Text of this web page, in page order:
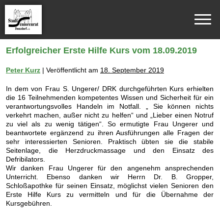
Erfolgreicher Erste Hilfe Kurs vom 18.09.2019
Peter Kurz | Veröffentlicht am 18. September 2019
In dem von Frau S. Ungerer/ DRK durchgeführten Kurs erhielten
die 16 Teilnehmenden kompetentes Wissen und Sicherheit für ein
verantwortungsvolles Handeln im Notfall. „ Sie können nichts
verkehrt machen, außer nicht zu helfen“ und „Lieber einen Notruf
zu viel als zu wenig tätigen“. So ermutigte Frau Ungerer und
beantwortete ergänzend zu ihren Ausführungen alle Fragen der
sehr interessierten Senioren. Praktisch übten sie die stabile
Seitenlage, die Herzdruckmassage und den Einsatz des
Defribilators.
Wir danken Frau Ungerer für den angenehm ansprechenden
Unterricht. Ebenso danken wir Herrn Dr. B. Gropper,
Schloßapothke für seinen Einsatz, möglichst vielen Senioren den
Erste Hilfe Kurs zu vermitteln und für die Übernahme der
Kursgebühren.